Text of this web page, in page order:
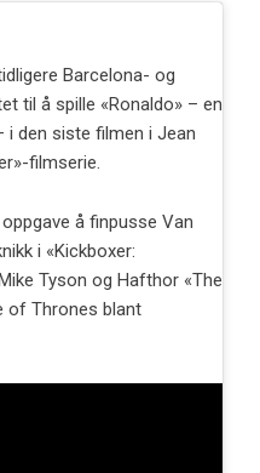
Barcelona- og
til å spille «Ronaldo» – en
i den siste filmen i Jean
filmserie.
å finpusse Van
i «Kickboxer:
Tyson og Hafthor «The
of Thrones blant